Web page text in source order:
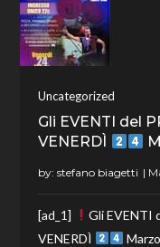
Uncategorized
Gli EVENTI del
VENERDÌ
by:stefano biagetti
[ad_1]
Gli EVENTI
VENERDÌ